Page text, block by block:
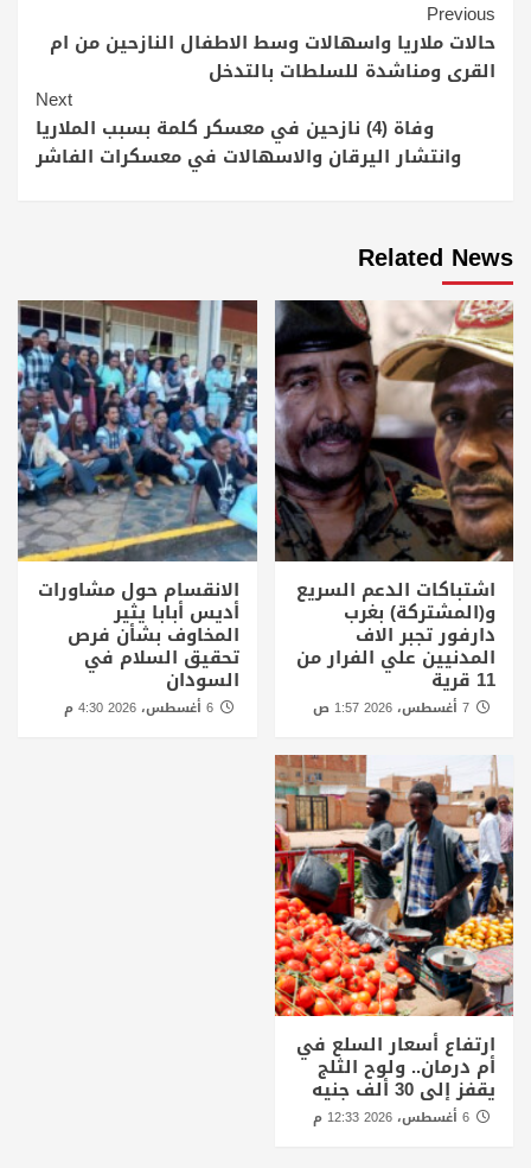
Continue
Reading
Previous
حالات ملاريا واسهالات وسط الاطفال النازحين من ام
القرى ومناشدة للسلطات بالتدخل
Next
وفاة (4) نازحين في معسكر كلمة بسبب الملاريا
وانتشار اليرقان والاسهالات في معسكرات الفاشر
Related News
اشتباكات الدعم السريع
و(المشتركة) بغرب
دارفور تجبر الاف
المدنيين علي الفرار من
11 قرية
الانقسام حول مشاورات
أديس أبابا يثير
المخاوف بشأن فرص
تحقيق السلام في
السودان
6 أغسطس، 2026 4:30 م
ارتفاع أسعار السلع في
أم درمان.. ولوح الثلج
يقفز إلى 30 ألف جنيه